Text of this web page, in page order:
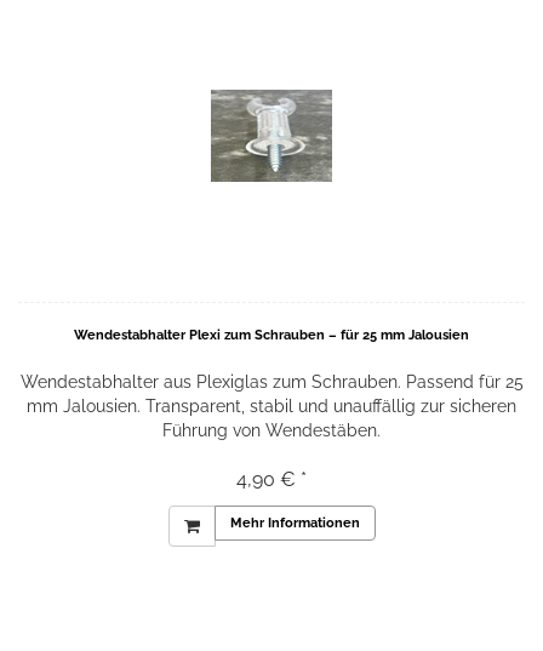
Wendestabhalter Plexi zum Schrauben – für 25 mm Jalousien
Wendestabhalter aus Plexiglas zum Schrauben. Passend für 25
mm Jalousien. Transparent, stabil und unauffällig zur sicheren
Führung von Wendestäben.
4,90 € *
Mehr Informationen